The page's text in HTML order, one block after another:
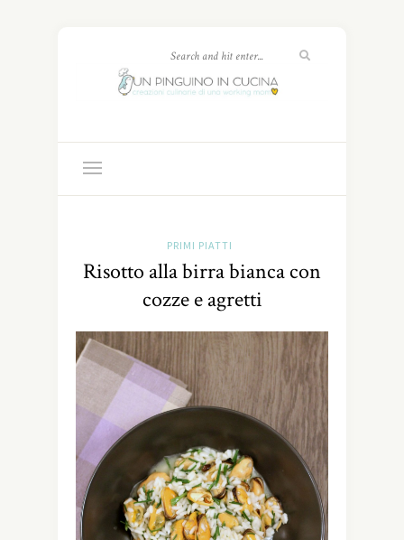
PRIMI PIATTI
Risotto alla birra bianca con
cozze e agretti